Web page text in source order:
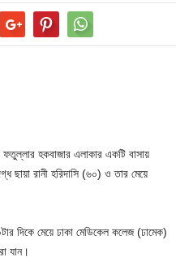
ফতুল্লার হকবাজার এলাকার একটি বাসায়
ছায়া রানী হরিদাসি (৬০) ও তার মেয়ে
দিকে মেয়ে ঢাকা মেডিকেল কলেজ (ঢামেক)
যান।